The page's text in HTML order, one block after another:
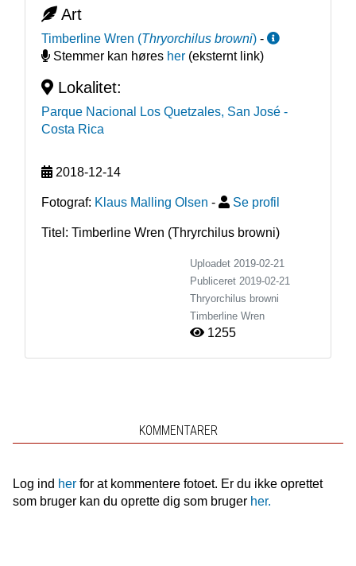
Art
Timberline Wren (Thryorchilus browni) -
Stemmer kan høres her(eksternt link)
Lokalitet:
Parque Nacional Los Quetzales, San José -
Costa Rica
2018-12-14
Fotograf: Klaus Malling Olsen - Se profil
Titel: Timberline Wren (Thryrchilus browni)
Uploadet 2019-02-21
Publiceret 2019-02-21
Thryorchilus browni
Timberline Wren
1255
KOMMENTARER
Log ind herfor at kommentere fotoet. Er du ikke oprettet
som bruger kan du oprette dig som bruger her.